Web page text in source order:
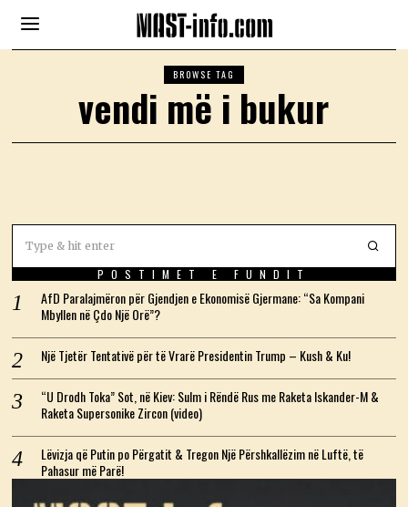
BROWSE TAG
vendi më i bukur
POSTIMET E FUNDIT
AfD Paralajmëron për Gjendjen e Ekonomisë Gjermane: “Sa Kompani
Mbyllen në Çdo Një Orë”?
Një Tjetër Tentativë për të Vrarë Presidentin Trump – Kush & Ku!
“U Drodh Toka” Sot, në Kiev: Sulm i Rëndë Rus me Raketa Iskander-M &
Raketa Supersonike Zircon (video)
Lëvizja që Putin po Përgatit & Tregon Një Përshkallëzim në Luftë, të
Pahasur më Parë!